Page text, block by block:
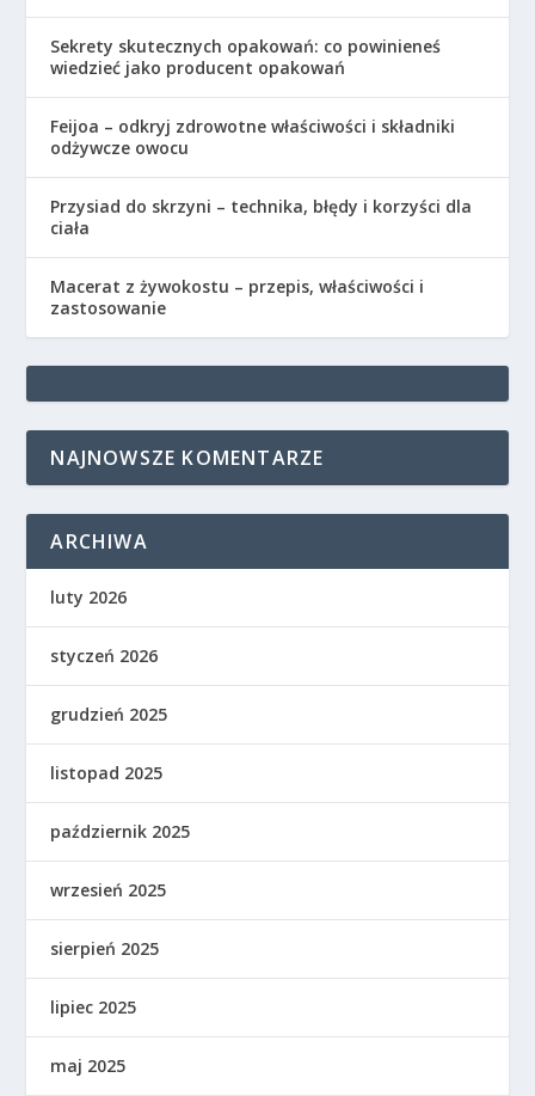
Sekrety skutecznych opakowań: co powinieneś
wiedzieć jako producent opakowań
Feijoa – odkryj zdrowotne właściwości i składniki
odżywcze owocu
Przysiad do skrzyni – technika, błędy i korzyści dla
ciała
Macerat z żywokostu – przepis, właściwości i
zastosowanie
NAJNOWSZE KOMENTARZE
ARCHIWA
luty 2026
styczeń 2026
grudzień 2025
listopad 2025
październik 2025
wrzesień 2025
sierpień 2025
lipiec 2025
maj 2025